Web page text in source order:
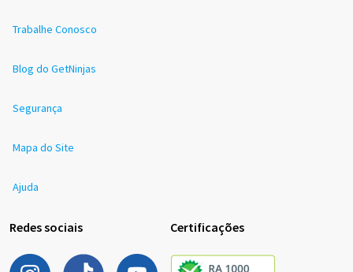
Trabalhe Conosco
Blog do GetNinjas
Segurança
Mapa do Site
Ajuda
Redes sociais Certificações